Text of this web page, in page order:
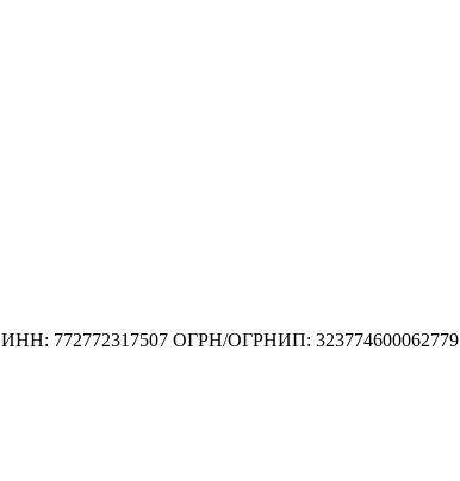
ОГРН/ОГРНИП: 323774600062779